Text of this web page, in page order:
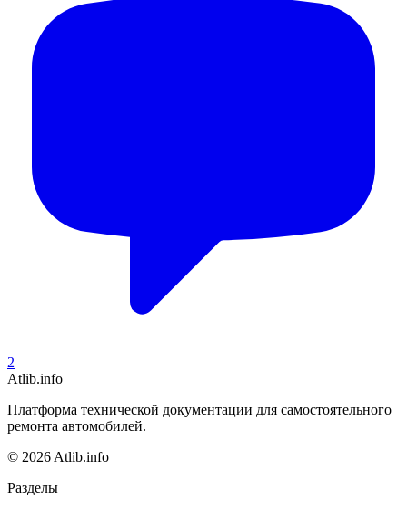
2
Atlib.info
Платформа технической документации для самостоятельного
ремонта автомобилей.
© 2026 Atlib.info
Разделы